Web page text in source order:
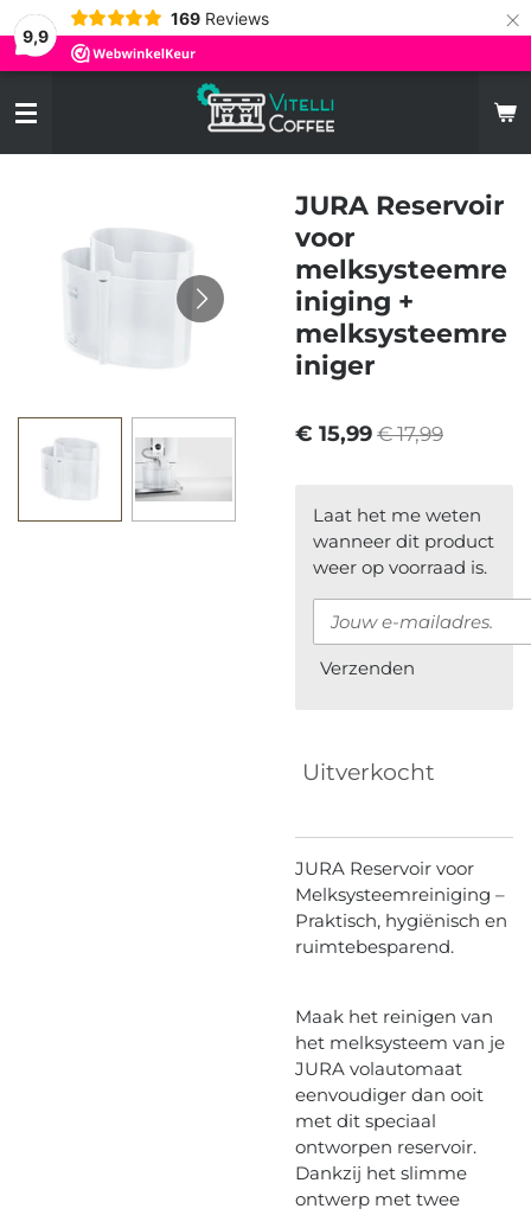
9,9
169 Reviews ×
JURA Reservoir
voor
melksysteemre
iniging +
melksysteemre
iniger
€ 15,99 € 17,99
Laat het me weten
wanneer dit product
weer op voorraad is.
Verzenden
Uitverkocht
JURA Reservoir voor
Melksysteemreiniging –
Praktisch, hygiënisch en
ruimtebesparend.
Maak het reinigen van
het melksysteem van je
JURA volautomaat
eenvoudiger dan ooit
met dit speciaal
ontworpen reservoir.
Dankzij het slimme
ontwerp met twee